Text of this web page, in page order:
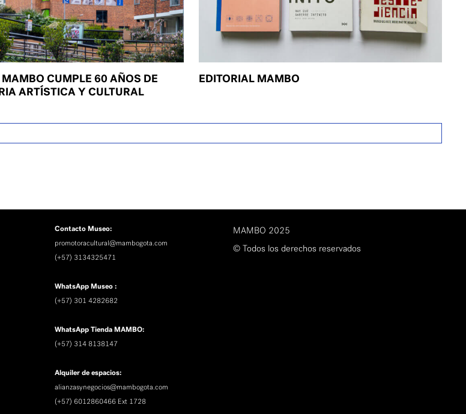
CUMPLE 60 AÑOS DE
ARTÍSTICA Y CULTURAL
EDITORIAL MAMBO
Contacto Museo:
promotoracultural@mambogota.com
(+57) 3134325471
WhatsApp Museo :
(+57) 301 4282682
WhatsApp Tienda MAMBO:
(+57) 314 8138147
Alquiler de espacios:
alianzasynegocios@mambogota.com
(+57) 6012860466 Ext 1728
MAMBO 2025
© Todos los derechos reservados